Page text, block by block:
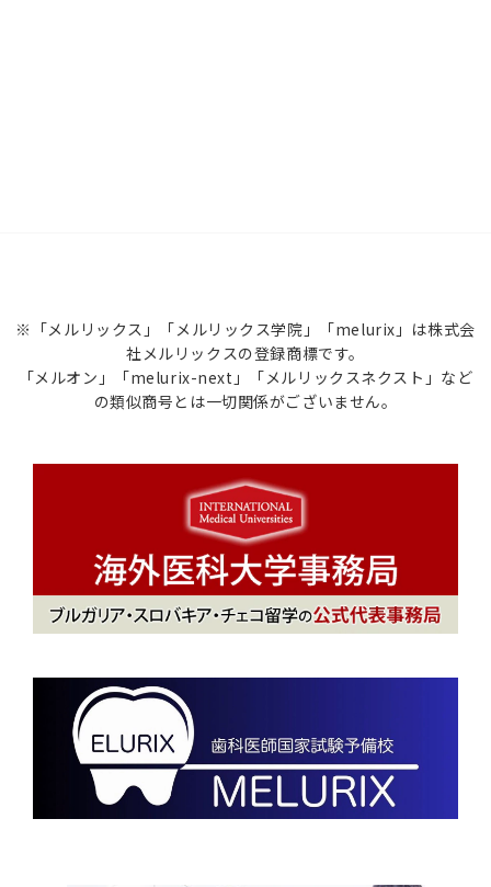
※「メルリックス」「メルリックス学院」「melurix」は株式会
社メルリックスの登録商標です。
「メルオン」「melurix-next」「メルリックスネクスト」など
の類似商号とは一切関係がございません。